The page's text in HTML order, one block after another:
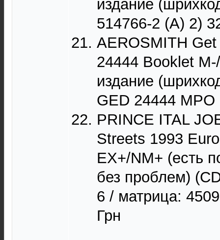
издание
514766-2 (A) 2)
AEROSMITH
24444 Booklet
издание
GED 24444
PRINCE ITAL
Streets 1993
EX+/NM+ (есть
без проблем)
6 / матрицa:
Грн